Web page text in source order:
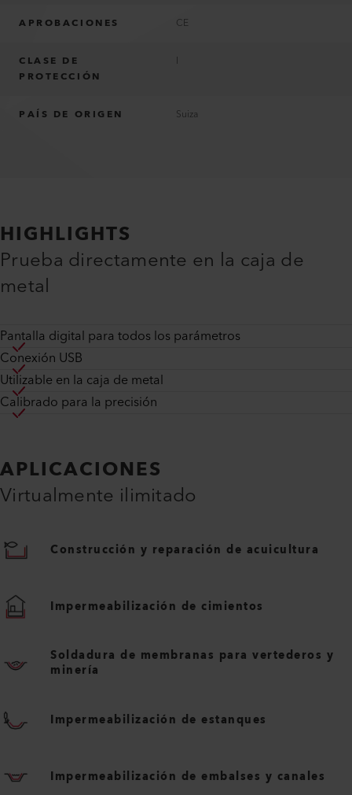
APROBACIONES CE
CLASE DE
PROTECCIÓN
I
PAÍS DE ORIGEN Suiza
HIGHLIGHTS
Prueba directamente en la caja de
metal
Pantalla digital para todos los parámetros
Conexión USB
Utilizable en la caja de metal
Calibrado para la precisión
APLICACIONES
Virtualmente ilimitado
Construcción y reparación de acuicultura
Impermeabilización de cimientos
Soldadura de membranas para vertederos y
minería
Impermeabilización de estanques
Impermeabilización de embalses y canales